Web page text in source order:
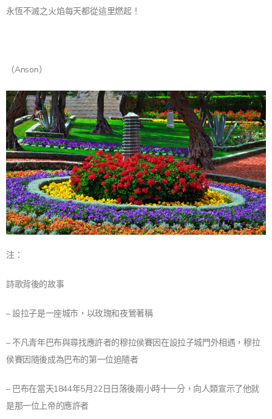
永恆不滅之火焰每天都從這里燃起！
（Anson）
注：
詩歌背後的故事
– 設拉子是一座城市，以玫瑰和夜鶯著稱
– 不凡青年巴布與尋找應許者的穆拉侯賽因在設拉子城門外相遇，穆拉
侯賽因隨後成為巴布的第一位追隨者
– 巴布在當天1844年5月22日日落後兩小時十一分，向人類宣示了他就
是那一位上帝的應許者